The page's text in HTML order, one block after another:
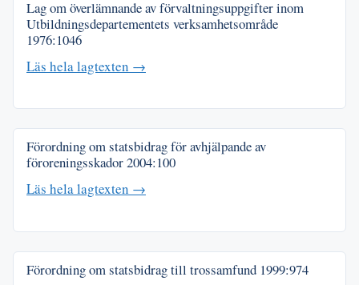
Lag om överlämnande av förvaltningsuppgifter inom
Utbildningsdepartementets verksamhetsområde
1976:1046
Läs hela lagtexten →
Förordning om statsbidrag för avhjälpande av
föroreningsskador2004:100
Läs hela lagtexten →
Förordning om statsbidrag till trossamfund 1999:974